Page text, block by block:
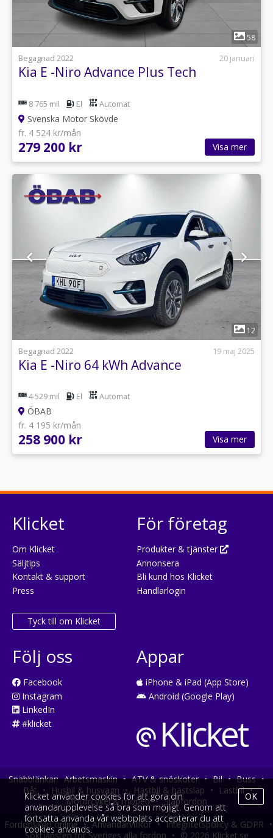
1
58
Begagnad 2022
20 januari
Kia E -Niro Advance Plus Tech
8 765 mil El Automat
Svenska Motor Skövde
fr. 4 524 kr/mån
279 200 kr Visa mer
12
Begagnad 2022
19 maj 2025
Kia E -Niro 64 kWh Advance
4 529 mil El Automat
ÖBAB
fr. 4 195 kr/mån
258 900 kr Visa mer
Klicket
Om Klicket
Säljtips
Kontakt & support
Press
Tyck till om Klicket
För företag
Produkter & tjänster
Annonsera
Bli kund hos Klicket
Handlarlogin
Följ oss
Facebook
Instagram
LinkedIn
#klicket
Appar
iPhone & iPad (App Store)
Android (Google Play)
Snabblänkar: Arbetsmaskin • ATV & snöskoter • Bil • Buss •
Båt • Husbil & husvagn • Hästbil & hästsläp • Lastbil •
Motorcykel & moped • Släpfordon
Fordonsköp online • Användarvillkor • Integritetspolicy & GDPR •
Söktjänsten för Sveriges alla fordon • © 2026 Klicket.se
Klicket använder cookies för att göra din
användarupplevelse så bra som möjligt. Genom att
fortsätta använda vår webbplats accepterar du att
cookies används.
OK